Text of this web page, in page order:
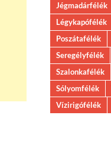
Jégmadárfélék
Légykapófélék
Poszátafélék
Seregélyfélék
Szalonkafélék
Sólyomfélék
Vízirigófélék